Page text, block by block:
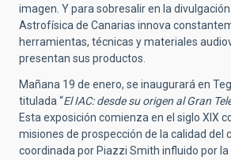
imagen. Y para sobresalir en la
Astrofísica de Canarias innova
herramientas, técnicas y materiales
presentan sus productos.
Mañana 19 de enero, se inaugurará en
titulada “El IAC: desde su origen al Gran
Esta exposición comienza en el siglo XIX
misiones de prospección de la calidad del
coordinada por Piazzi Smith influido por la